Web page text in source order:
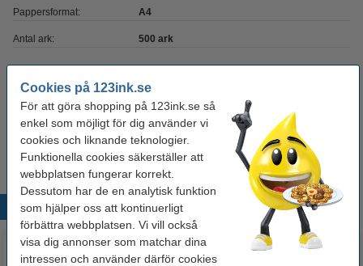
Cookies på 123ink.se
För att göra shopping på 123ink.se så
enkel som möjligt för dig använder vi
cookies och liknande teknologier.
Funktionella cookies säkerställer att
webbplatsen fungerar korrekt.
Dessutom har de en analytisk funktion
som hjälper oss att kontinuerligt
förbättra webbplatsen. Vi vill också
visa dig annonser som matchar dina
intressen och använder därför cookies
Pappersformat: A4
Antal ark: 500 ark
Behöver du fler?
Köp5 x 500för endast
495 kr
Populära produkter